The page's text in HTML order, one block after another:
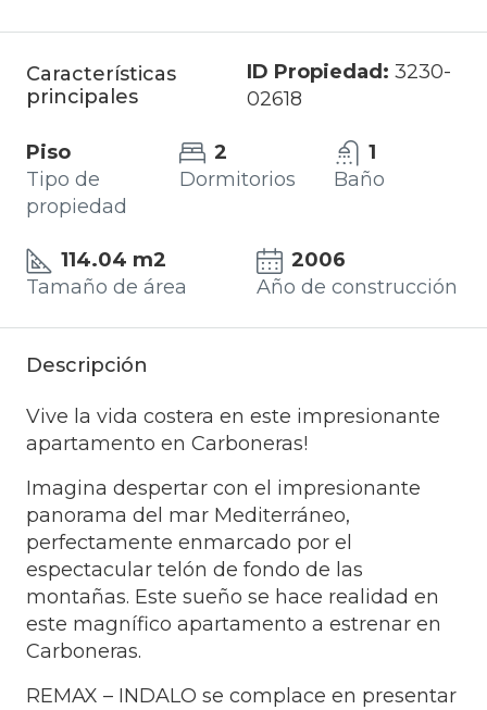
Características
principales
ID Propiedad: 3230-
02618
Piso
Tipo de
propiedad
2
Dormitorios
1
Baño
114.04 m2
Tamaño de área
2006
Año de construcción
Descripción
Vive la vida costera en este impresionante
apartamento en Carboneras!
Imagina despertar con el impresionante
panorama del mar Mediterráneo,
perfectamente enmarcado por el
espectacular telón de fondo de las
montañas. Este sueño se hace realidad en
este magnífico apartamento a estrenar en
Carboneras.
REMAX – INDALO se complace en presentar